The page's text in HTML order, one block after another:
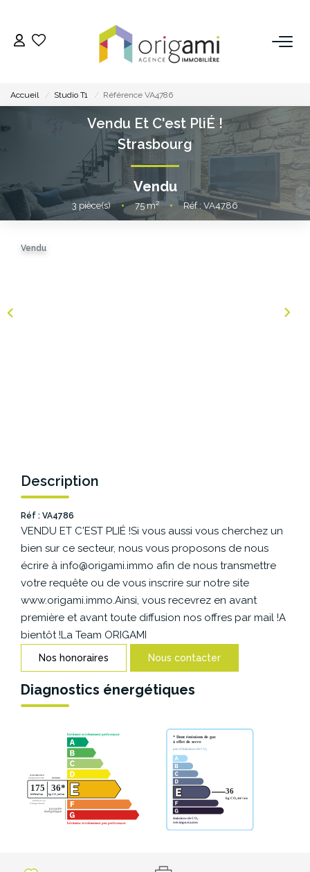
ACHETER
LOUER
VENDRE
ESPACE BAILLEURS
ESPACE VENDEUR
CONTACT
Accueil Studio T1 Référence VA4786
Vendu Et C'est PliÉ !
Strasbourg
Vendu
3 pièce(s) • 75m² • Réf : VA4786
Vendu
Description
Réf : VA4786
VENDU ET C'EST PLIÉ !Si vous aussi vous cherchez un
bien sur ce secteur, nous vous proposons de nous
écrire à info@origami.immo afin de nous transmettre
votre requête ou de vous inscrire sur notre site
www.origami.immo.Ainsi, vous recevrez en avant
première et avant toute diffusion nos offres par mail !A
bientôt !La Team ORIGAMI
Nos honoraires Nous contacter
Diagnostics énergétiques